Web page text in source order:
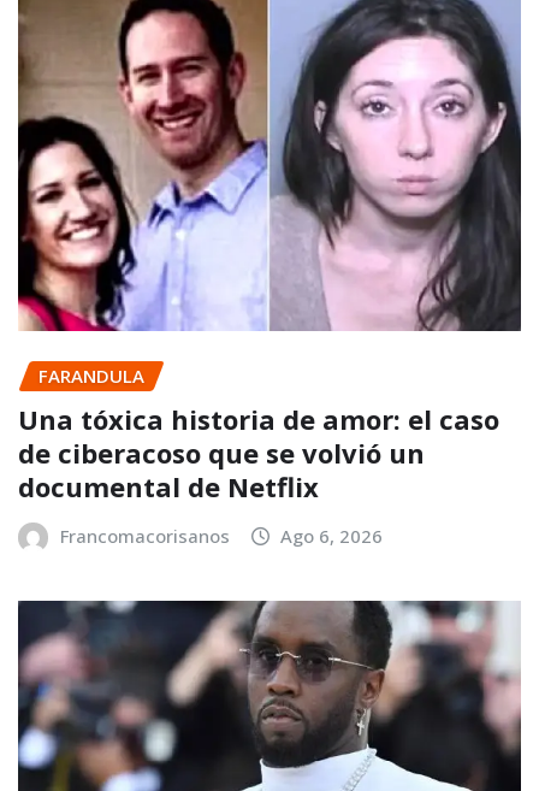
FARANDULA
Una tóxica historia de amor: el caso
de ciberacoso que se volvió un
documental de Netflix
Francomacorisanos Ago 6, 2026